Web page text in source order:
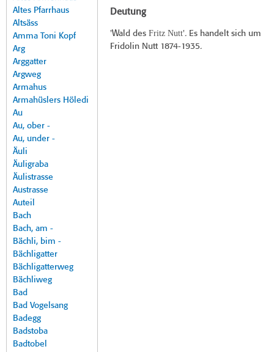
Altes Pfarrhaus
Altsäss
Amma Toni Kopf
Arg
Arggatter
Argweg
Armahus
Armahüslers Höledi
Au
Au, ober -
Au, under -
Äuli
Äuligraba
Äulistrasse
Austrasse
Auteil
Bach
Bach, am -
Bächli, bim -
Bächligatter
Bächligatterweg
Bächliweg
Bad
Bad Vogelsang
Badegg
Badstoba
Badtobel
Deutung
'Wald des Fritz Nutt'. Es handelt sich um
Fridolin Nutt 1874-1935.